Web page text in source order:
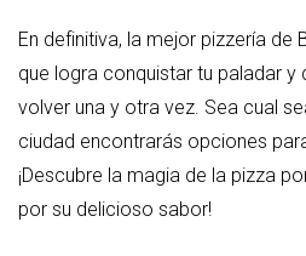
En definitiva, la mejor pizzería de
que logra conquistar tu paladar y
volver una y otra vez. Sea cual
ciudad encontrarás opciones
¡Descubre la magia de la pizza
por su delicioso sabor!